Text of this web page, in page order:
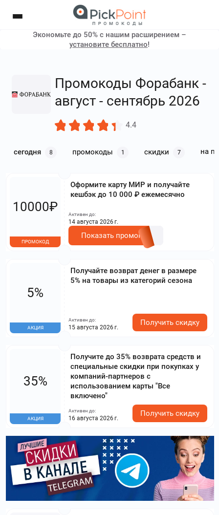
Экономьте до 50% с нашим расширением –
установите бесплатно!
Промокоды Форабанк -
август - сентябрь 2026
4.4
сегодня 8 промокоды 1 скидки 7 на
Оформите карту МИР и получайте
кешбэк до 10 000 ₽ ежемесячно
10000₽
ПРОМОКОД
Активен до:
14 августа 2026 г.
Показать промокод
Получайте возврат денег в размере
5% на товары из категорий сезона
5%
АКЦИЯ
Активен до:
15 августа 2026 г.
Получить скидку
Получите до 35% возврата средств и
специальные скидки при покупках у
компаний-партнеров с
использованием карты "Все
включено"
35%
АКЦИЯ
Активен до:
16 августа 2026 г.
Получить скидку